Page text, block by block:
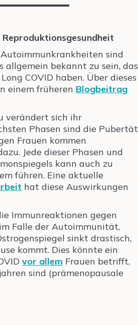
sind
allgemein bekannt zu sein,
COVID haben. Über dieses
einem früheren Blogbeitrag
verändert sich ihr
Phasen sind die Pubertät
Frauen kommen
Jede dieser Phasen und
kann auch zu
führen. Eine aktuelle
hat diese Auswirkungen
Immunreaktionen gegen
Falle der Autoimmunität,
sinkt drastisch,
kommt. Dies könnte ein
vor allem Frauen betrifft,
sind (prämenopausale